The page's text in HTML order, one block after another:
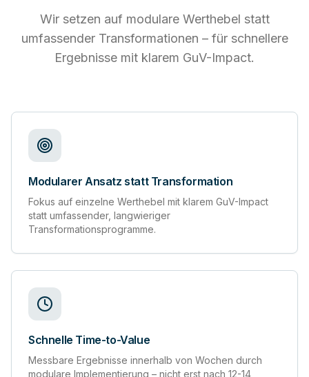
Wir setzen auf modulare Werthebel statt
umfassender Transformationen – für schnellere
Ergebnisse mit klarem GuV-Impact.
Modularer Ansatz statt Transformation
Fokus auf einzelne Werthebel mit klarem GuV-Impact
statt umfassender, langwieriger
Transformationsprogramme.
Schnelle Time-to-Value
Messbare Ergebnisse innerhalb von Wochen durch
modulare Implementierung – nicht erst nach 12-14